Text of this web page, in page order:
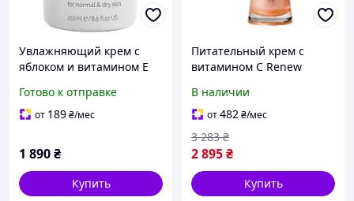
Увлажняющий крем с
яблоком и витамином Е
Christina Hydrating Day
Cream 250 мл
Готово к отправке
от 189₴/мес
1 890₴
Купить
Питательный крем с
витамином С Renew
В наличии
от482₴/мес
2 895₴
3 283 ₴
Купить